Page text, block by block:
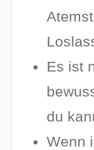
Es ist
du
Wenn